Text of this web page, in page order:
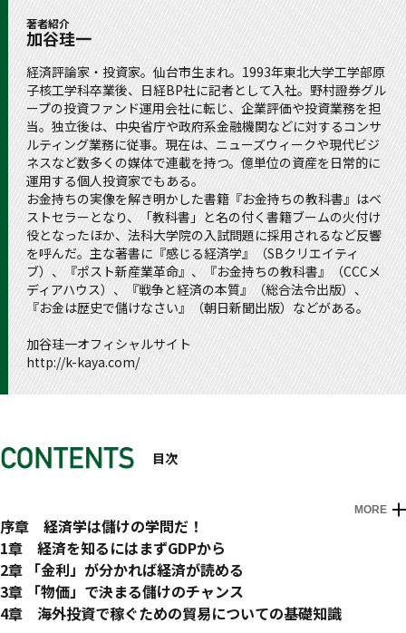
著者紹介
加谷珪一
経済評論家・投資家。仙台市生まれ。1993年東北大学工学部原
子核工学科卒業後、日経BP社に記者として入社。野村證券グル
ープの投資ファンド運用会社に転じ、企業評価や投資業務を担
当。独立後は、中央省庁や政府系金融機関などに対するコンサ
ルティング業務に従事。現在は、ニューズウィークや現代ビジ
ネスなど数多くの媒体で連載を持つ。億単位の資産を日常的に
運用する個人投資家でもある。
お金持ちの実像を解き明かした書籍『お金持ちの教科書』はベ
ストセラーとなり、「教科書」と名の付く書籍ブームの火付け
役となったほか、法科大学院の入試問題に採用されるなど反響
を呼んだ。主な著書に『感じる経済学』（SBクリエイティ
ブ）、『ポスト新産業革命』、『お金持ちの教科書』（CCCメ
ディアハウス）、『戦争と経済の本質』（総合法令出版）、
『お金は歴史で儲けなさい』（朝日新聞出版）などがある。
加谷珪一オフィシャルサイト
http://k-kaya.com/
目次
MORE
はじめに 偉大な経済学者ケインズは株式投資で数十億円を儲
けた
序章 経済学は儲けの学問だ！
経済学を学べば株価を予測できる
「これから株価が上がります」というサイン
日本経済は10カ月で上下変動する
トランプ相場は１００％勝てるゲームだった
1章 経済を知るにはまずGDPから
経済学のキホン１「消費」と「投資」の違いに注目
儲かるポイント１「設備」への投資が増えると株価は上昇
●儲かるまとめ
2章 「金利」が分かれば経済が読める
経済学のキホン7 景気が拡大すると貨幣の需要が増える
儲かるポイント7 機関投資家が好む債券投資に注目
3章 「物価」で決まる儲けのチャンス
経済学のキホン13 物価が下がるとGDPは増加する
4章 海外投資で稼ぐための貿易についての基礎知識